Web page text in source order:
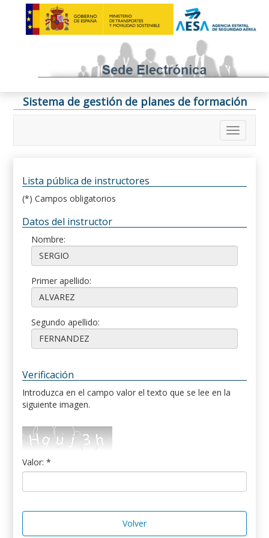
Sistema de gestión de planes de formación
Lista pública de instructores
(*) Campos obligatorios
Datos del instructor
Nombre:
Primer apellido:
Segundo apellido:
Verificación
Introduzca en el campo valor el texto que se lee en la
siguiente imagen.
Valor: *
Volver